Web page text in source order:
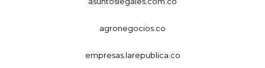
agronegocios.co
empresas.larepublica.co